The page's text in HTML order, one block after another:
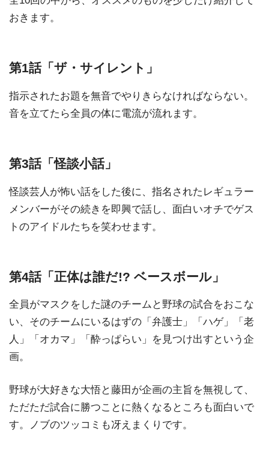
おきます。
第1話「ザ・サイレント」
指示されたお題を無音でやりきらなければならない。
音を立てたら全員の体に電流が流れます。
第3話「怪談小話」
怪談芸人が怖い話をした後に、指名されたレギュラー
メンバーがその続きを即興で話し、面白いオチでゲス
トのアイドルたちを笑わせます。
第4話「正体は誰だ!? ベースボール」
全員がマスクをした謎のチームと野球の試合をおこな
い、そのチームにいるはずの「弁護士」「ハゲ」「老
人」「オカマ」「酔っぱらい」を見つけ出すという企
画。
野球が大好きな大悟と藤田が企画の主旨を無視して、
ただただ試合に勝つことに熱くなるところも面白いで
す。ノブのツッコミも冴えまくりです。